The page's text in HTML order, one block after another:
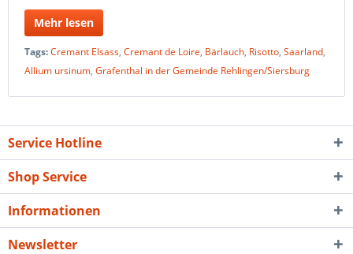
Mehr lesen
Tags:Cremant Elsass, Cremant de Loire, Bärlauch, Risotto, Saarland,
Allium ursinum, Grafenthal in der Gemeinde Rehlingen/Siersburg
Service Hotline
Shop Service
Informationen
Newsletter